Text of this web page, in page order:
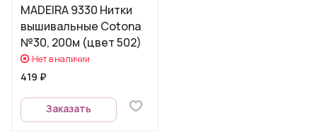
MADEIRA 9330 Нитки
вышивальные Cotona
№30, 200м (цвет 502)
Нет в наличии
419 ₽
Заказать